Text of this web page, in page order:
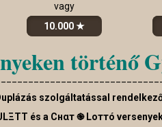
vagy
10.000 ★
történő
szolgáltatással
és a Cнαт ֎ Lоттó